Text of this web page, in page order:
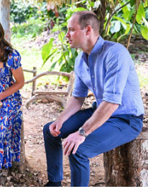
diguzu.Gehiago